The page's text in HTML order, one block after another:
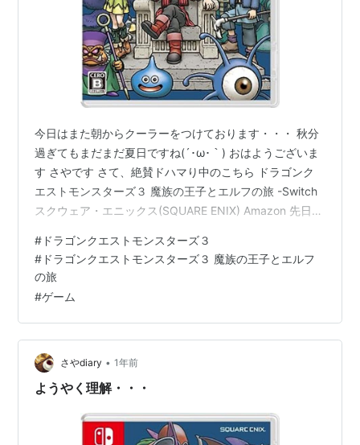
今日はまた朝からクーラーをつけております・・・ 秋分
過ぎてもまだまだ夏日ですね(´･ω･｀) おはようございま
す さやです さて、絶賛ドハマり中のこちら ドラゴンク
エストモンスターズ３ 魔族の王子とエルフの旅 -Switch
スクウェア・エニックス(SQUARE ENIX) Amazon 先日、
っかくだから裏ボスは、王冠モンスターが全員そろって
から行こうかなと思っていたんですけど ゲーム配信され
終了後のほうが出現率が上がる という事でしたの
で・・・ どうしても、配合していくのにレベル上げが
# ドラゴンクエストモンスターズ３
# ドラゴンクエストモンスターズ３ 魔族の王子とエルフ
の旅
#ゲーム
さやdiary • 1年前
ようやく理解・・・